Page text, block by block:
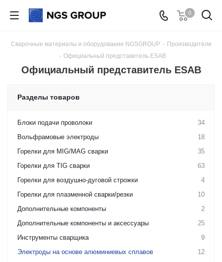
0
Сварочные материалы и оборудование NGSGROUP - Производители
- Официальный представитель ESAB
Официальный представитель ESAB
Разделы товаров
Блоки подачи проволоки
34
Вольфрамовые электроды
18
Горелки для MIG/MAG сварки
35
Горелки для TIG сварки
63
Горелки для воздушно-дуговой строжки
4
Горелки для плазменной сварки/резки
10
Дополнительные компоненты
2
Дополнительные компоненты и аксессуары
25
Инструменты сварщика
9
Электроды на основе алюминиевых сплавов
12